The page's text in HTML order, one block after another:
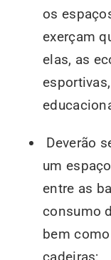
os
exerçam
elas, as
Deverão
um
entre as
consumo
bem